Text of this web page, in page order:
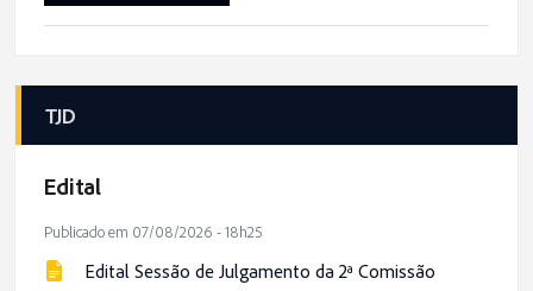
TJD
Edital
Publicado em 07/08/2026 - 18h25
Edital Sessão de Julgamento da 2ª Comissão